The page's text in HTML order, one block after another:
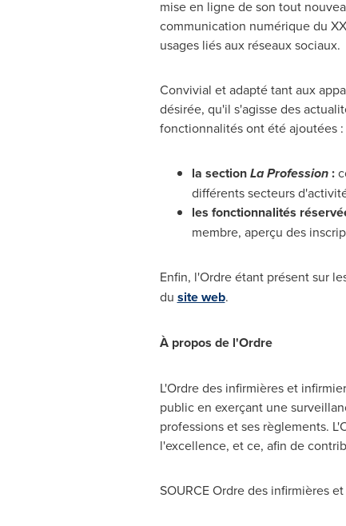
mise en ligne de son tout
communication numérique du
usages liés aux réseaux sociaux.
Convivial et adapté tant aux
désirée, qu'il s'agisse des
fonctionnalités ont été ajoutées :
la sectionLa Profession:
différents secteurs
les fonctionnalités
membre, aperçu des
Enfin, l'Ordre étant présent sur
du site web.
À propos de l'Ordre
L'Ordre des infirmières et
public en exerçant une
professions et ses règlements.
l'excellence, et ce, afin de
SOURCE Ordre des infirmières